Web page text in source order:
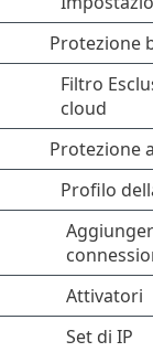
Protezione
Filtro
cloud
Protezione
Profilo
Attivatori
Set di IP